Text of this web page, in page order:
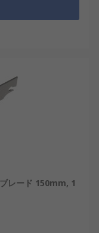
レード 150mm, 1